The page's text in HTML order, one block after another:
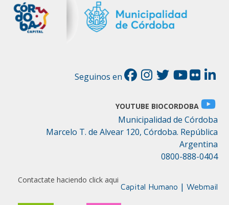
Contactate haciendo click aqui
Seguinos en
YOUTUBE BIOCORDOBA
Municipalidad de Córdoba
Marcelo T. de Alvear 120, Córdoba. República
Argentina
0800-888-0404
Capital Humano | Webmail